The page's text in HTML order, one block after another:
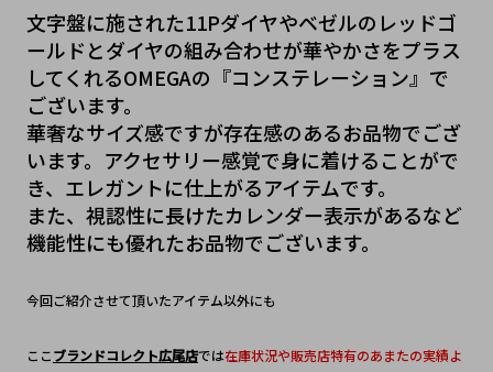
文字盤に施された11Pダイヤやベゼルのレッドゴ
ールドとダイヤの組み合わせが華やかさをプラス
してくれるOMEGAの『コンステレーション』で
ございます。
華奢なサイズ感ですが存在感のあるお品物でござ
います。アクセサリー感覚で身に着けることがで
き、エレガントに仕上がるアイテムです。
また、視認性に長けたカレンダー表示があるなど
機能性にも優れたお品物でございます。
今回ご紹介させて頂いたアイテム以外にも
ここブランドコレクト広尾店では在庫状況や販売店特有のあまたの実績よ